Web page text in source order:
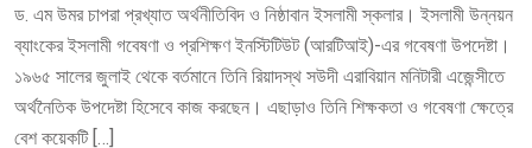
D
O
N
ড. এম উমর চাপরা প্রখ্যাত অর্থনীতিবিদ ও নিষ্ঠাবান ইসলামী স্কলার। ইসলামী উন্নয়ন
ব্যাংকের ইসলামী গবেষণা ও প্রশিক্ষণ ইনস্টিটিউট (আরটিআই)-এর গবেষণা উপদেষ্টা।
১৯৬৫ সালের জুলাই থেকে বর্তমানে তিনি রিয়াদস্থ সউদী এরাবিয়ান মনিটারী এজেন্সীতে
অর্থনৈতিক উপদেষ্টা হিসেবে কাজ করছেন। এছাড়াও তিনি শিক্ষকতা ও গবেষণা ক্ষেত্রে
বেশ কয়েকটি […]